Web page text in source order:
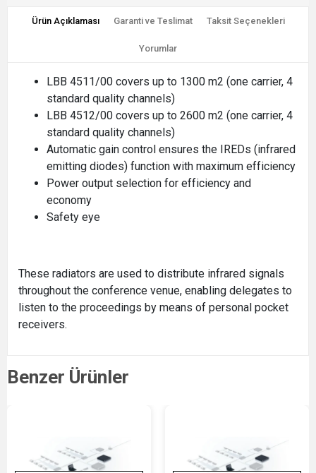
Ürün Açıklaması Garanti ve Teslimat Taksit Seçenekleri
Yorumlar
LBB 4511/00 covers up to 1300 m2 (one carrier, 4
standard quality channels)
LBB 4512/00 covers up to 2600 m2 (one carrier, 4
standard quality channels)
Automatic gain control ensures the IREDs (infrared
emitting diodes) function with maximum efficiency
Power output selection for efficiency and
economy
Safety eye
These radiators are used to distribute infrared signals
throughout the conference venue, enabling delegates to
listen to the proceedings by means of personal pocket
receivers.
Benzer Ürünler